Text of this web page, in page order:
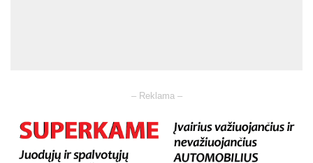
– Reklama –